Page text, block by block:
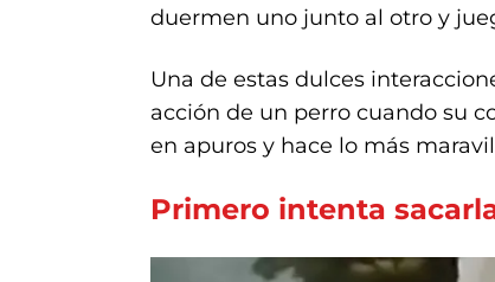
duermen uno junto al otro y
Una de estas dulces
acción de un perro cuando su
en apuros y hace lo más
Primero intenta